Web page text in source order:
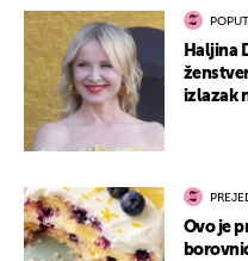
Haljina
izlazak
Ovo je